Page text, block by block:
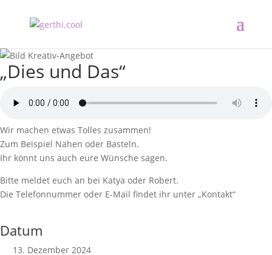
„Dies und Das“
Wir machen etwas Tolles zusammen!
Zum Beispiel Nähen oder Basteln.
Ihr könnt uns auch eure Wünsche sagen.
Bitte meldet euch an bei Katya oder Robert.
Die Telefonnummer oder E-Mail findet ihr unter „Kontakt“
Datum
13. Dezember 2024